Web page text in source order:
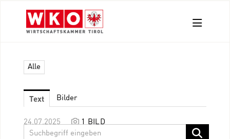
Pressefotos
Alle
Text Bilder
24.07.2025 1 BILD